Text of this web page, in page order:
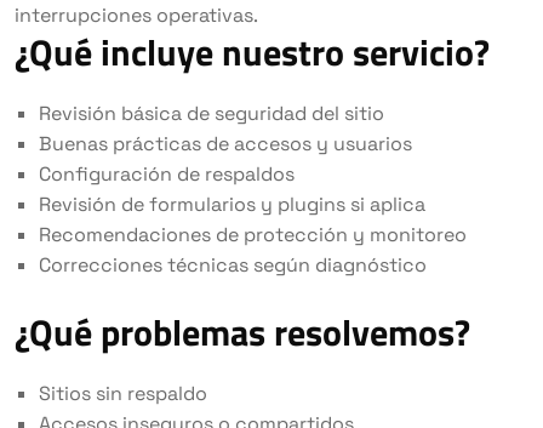
interrupciones operativas.
¿Qué incluye nuestro servicio?
Revisión básica de seguridad del sitio
Buenas prácticas de accesos y usuarios
Configuración de respaldos
Revisión de formularios y plugins si aplica
Recomendaciones de protección y monitoreo
Correcciones técnicas según diagnóstico
¿Qué problemas resolvemos?
Sitios sin respaldo